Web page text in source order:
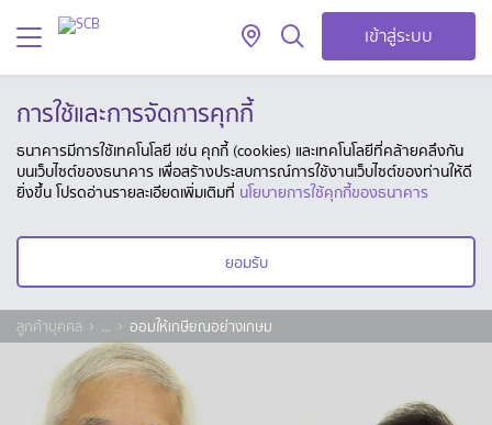
เข้าสู่ระบบ
การใช้และการจัดการคุกกี้
ธนาคารมีการใช้เทคโนโลยี เช่น คุกกี้ (cookies) และเทคโนโลยีที่คล้ายคลึงกัน
บนเว็บไซต์ของธนาคาร เพื่อสร้างประสบการณ์การใช้งานเว็บไซต์ของท่านให้ดี
ยิ่งขึ้น โปรดอ่านรายละเอียดเพิ่มเติมที่ นโยบายการใช้คุกกี้ของธนาคาร
ยอมรับ
ลูกค้าบุคคล ... ออมให้เกษียณอย่างเกษม